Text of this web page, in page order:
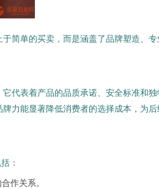
简单的买卖，而是涵盖了品牌塑造、
代表着产品的品质承诺、安全标准和
力能显著降低消费者的选择成本，为
：
作关系。